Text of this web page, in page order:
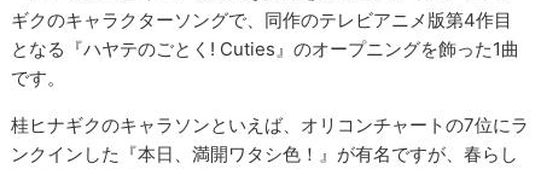
ギクのキャラクターソングで、同作のテレビアニメ版第4作目
となる『ハヤテのごとく! Cuties』のオープニングを飾った1曲
です。
桂ヒナギクのキャラソンといえば、オリコンチャートの7位にラ
ンクインした『本日、満開ワタシ色！』が有名ですが、春らし